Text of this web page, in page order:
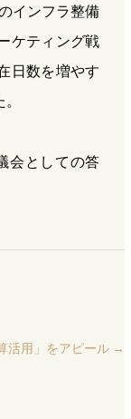
インフラ整備
ケティング戦
日数を増やす
会としての答
活用」をアピール →